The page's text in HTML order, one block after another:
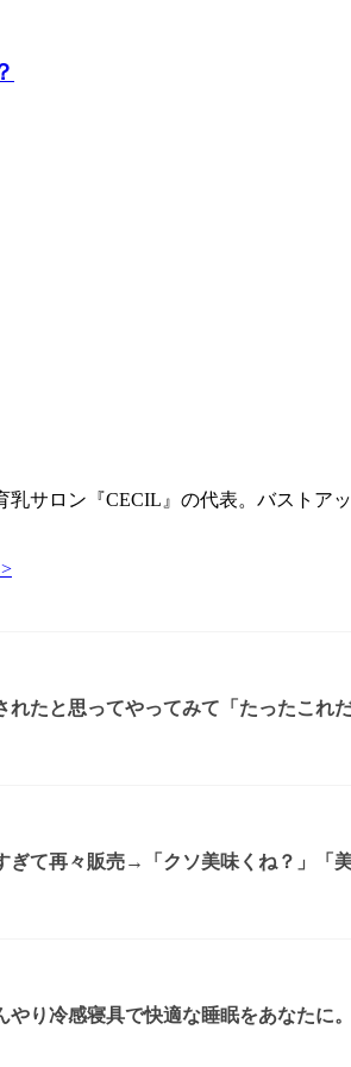
乳サロン『CECIL』の代表。バストア
れたと思ってやってみて「たったこれ
ぎて再々販売→「クソ美味くね？」「
やり冷感寝具で快適な睡眠をあなたに。